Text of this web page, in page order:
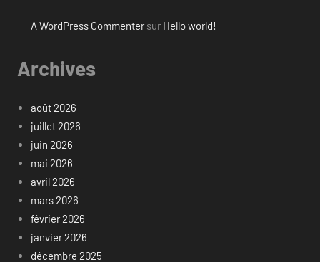
A WordPress Commentersur Hello world!
Archives
août 2026
juillet 2026
juin 2026
mai 2026
avril 2026
mars 2026
février 2026
janvier 2026
décembre 2025